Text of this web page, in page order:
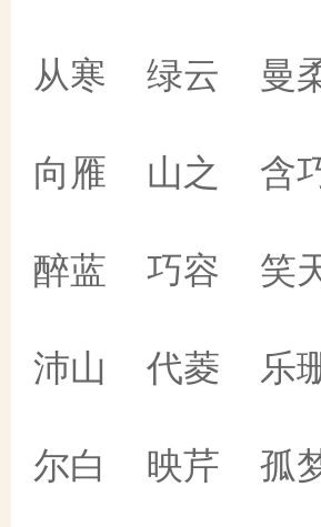
从寒 绿云 曼
向雁 山之 含
醉蓝 巧容 笑
沛山 代菱 乐
尔白 映芹 孤